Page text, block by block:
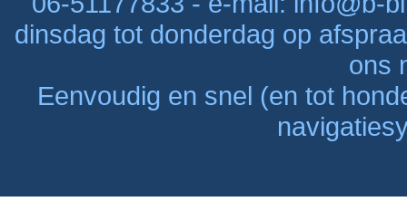
dinsdag tot donderdag op
ons
Eenvoudig en snel (en tot